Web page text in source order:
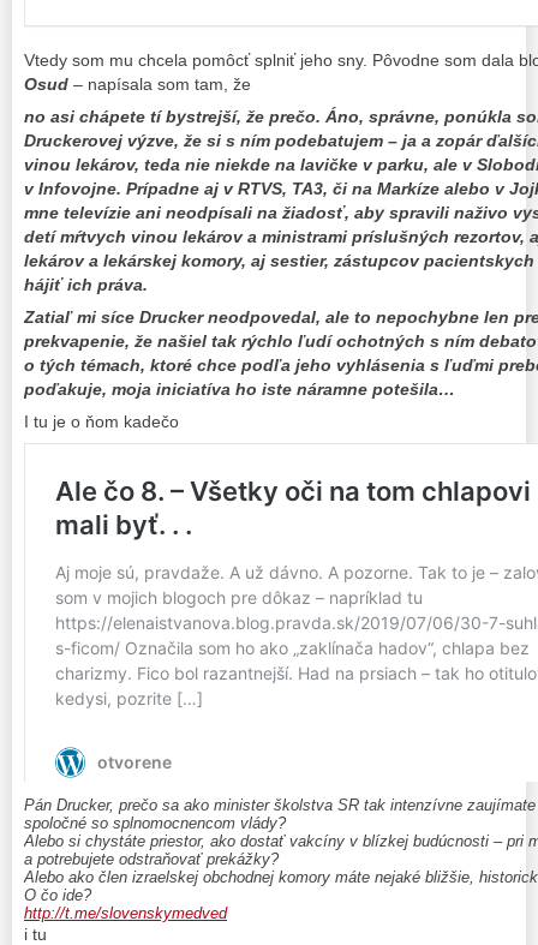
Vtedy som mu chcela pomôcť splniť jeho sny. Pôvodne som dala
Osud – napísala som tam, že
no asi chápete tí bystrejší, že prečo. Áno, správne, ponúkla
Druckerovej výzve, že si s ním podebatujem – ja a zopár
vinou lekárov, teda nie niekde na lavičke v parku, ale v
v Infovojne. Prípadne aj v RTVS, TA3, či na Markíze alebo v
mne televízie ani neodpísali na žiadosť, aby spravili naživo
detí mŕtvych vinou lekárov a ministrami príslušných rezortov,
lekárov a lekárskej komory, aj sestier, zástupcov
hájiť ich práva.
Zatiaľ mi síce Drucker neodpovedal, ale to nepochybne len
prekvapenie, že našiel tak rýchlo ľudí ochotných s ním
o tých témach, ktoré chce podľa jeho vyhlásenia s ľuďmi
poďakuje, moja iniciatíva ho iste náramne potešila…
I tu je o ňom kadečo
Pán Drucker, prečo sa ako minister školstva SR tak intenzívne
spoločné so splnomocnencom vlády?
Alebo si chystáte priestor, ako dostať vakcíny v blízkej budúcnosti – pri
a potrebujete odstraňovať prekážky?
Alebo ako člen izraelskej obchodnej komory máte nejaké bližšie,
O čo ide?
http://t.me/slovenskymedved
i tu